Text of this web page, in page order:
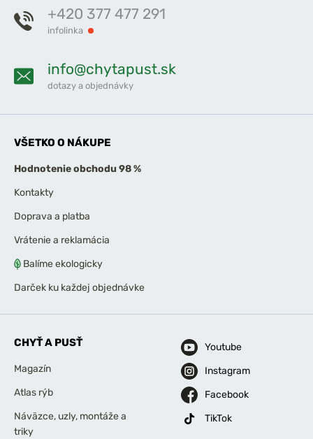
+420 377 477 291
infolinka
info@chytapust.sk
dotazy a objednávky
VŠETKO O NÁKUPE
Hodnotenie obchodu 98 %
Kontakty
Doprava a platba
Vrátenie a reklamácia
Balíme ekologicky
Darček ku každej objednávke
CHYŤ A PUSŤ
Magazín
Atlas rýb
Náväzce, uzly, montáže a
triky
Youtube
Instagram
Facebook
TikTok